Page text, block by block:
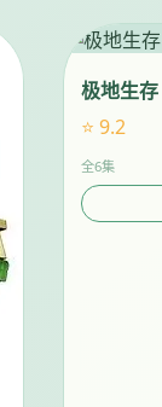
极地生存
⭐ 9.2
全6集